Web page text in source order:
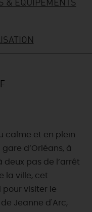
calme et en plein
d’Orléans, à
pas de l’arrêt
la ville, cet
visiter le
Jeanne d'Arc,